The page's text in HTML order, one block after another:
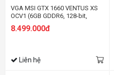
VGA MSI GTX 1660 VENTUS XS
OCV1 (6GB GDDR6, 128-bit,
8.499.000đ
Liên hệ